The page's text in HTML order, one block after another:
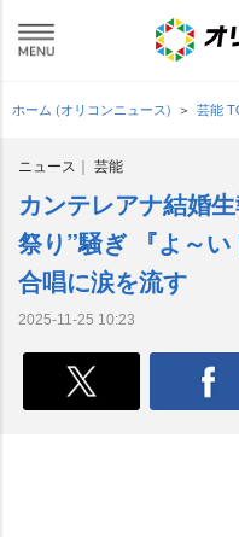
ホーム (オリコンニュース) 芸能
ニュース 芸能
カンテレアナ結婚
祭り”騒ぎ 『よ～
合唱に涙を流す
2025-11-25 10:23